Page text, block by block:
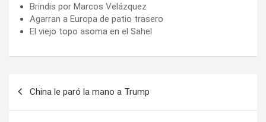
Brindis por Marcos Velázquez
Agarran a Europa de patio trasero
El viejo topo asoma en el Sahel
China le paró la mano a Trump